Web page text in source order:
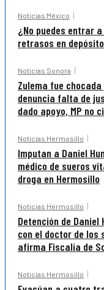
Noticias México
¿No puedes entrar
retrasos en
Noticias Sonora
Zulema fue
denuncia falta de
dado apoyo, MP no
Noticias Hermosillo
Imputan a Daniel
médico de sueros
droga en Hermosillo
Noticias Hermosillo
Detención de Daniel
con el doctor de los
afirma Fiscalía de
Noticias Hermosillo